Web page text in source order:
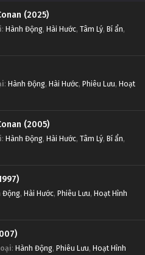
(2025)
: Hành Động, Hài Hước, Tâm Lý, Bí ẩn,
: Hành Động, Hài Hước, Phiêu Lưu, Hoạt
(2005)
: Hành Động, Hài Hước, Tâm Lý, Bí ẩn,
Động, Hài Hước, Phiêu Lưu, Hoạt Hình
: Hành Động, Phiêu Lưu, Hoạt Hình